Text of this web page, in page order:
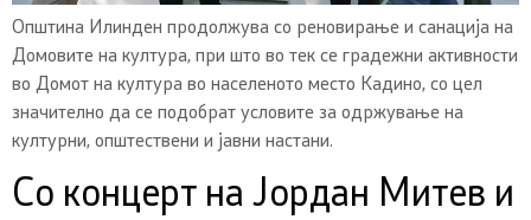
Општина Илинден продолжува со реновирање и санација на
Домовите на култура, при што во тек се градежни активности
во Домот на култура во населеното место Кадино, со цел
значително да се подобрат условите за одржување на
културни, општествени и јавни настани.
Со концерт на Јордан Митев и